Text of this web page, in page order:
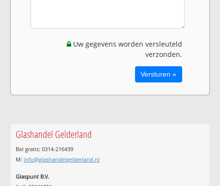
Uw gegevens worden versleuteld
verzonden.
Glashandel Gelderland
Bel gratis: 0314-216439
M: info@glashandelgelderland.nl
Glaspunt B.V.